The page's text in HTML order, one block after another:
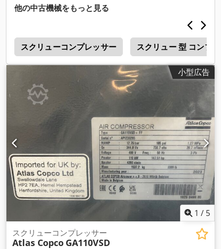
他の中古機械をもっと見る
スクリューコンプレッサー スクリュー 型 コンプ
小型広告
1 / 5
スクリューコンプレッサー
Atlas Copco GA110VSD